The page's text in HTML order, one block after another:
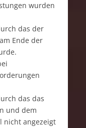
wurden
das der
Ende der
das das
und dem
nicht angezeigt